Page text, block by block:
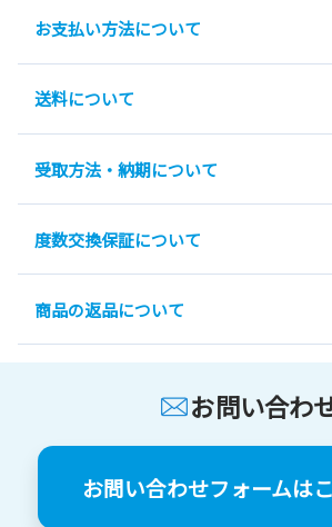
お支払い方法について
送料について
受取方法・納期について
度数交換保証について
商品の返品について
お問い合わ
お問い合わせフォームは